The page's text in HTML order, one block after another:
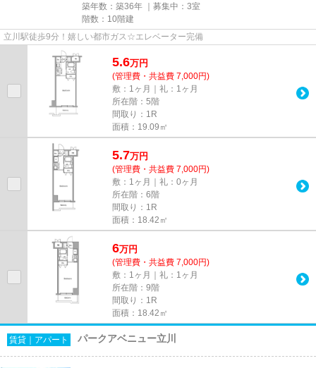
築年数：築36年 ｜募集中： 3室
階数：10階建
立川駅徒歩9分！嬉しい都市ガス☆エレベーター完備
5.6万円
(管理費・共益費 7,000円)
敷：1ヶ月｜礼：1ヶ月
所在階：5階
間取り：1R
面積：19.09㎡
5.7万円
(管理費・共益費 7,000円)
敷：1ヶ月｜礼：0ヶ月
所在階：6階
間取り：1R
面積：18.42㎡
6万円
(管理費・共益費 7,000円)
敷：1ヶ月｜礼：1ヶ月
所在階：9階
間取り：1R
面積：18.42㎡
賃貸｜アパート パークアベニュー立川